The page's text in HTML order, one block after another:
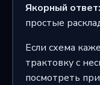
Якорный ответ:
простые
Если схема
трактовку с
посмотреть